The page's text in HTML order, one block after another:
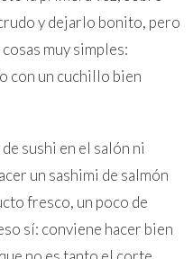
y dejarlo bonito, pero
muy simples:
con un cuchillo bien
sushi en el salón ni
un sashimi de salmón
fresco, un poco de
sí: conviene hacer bien